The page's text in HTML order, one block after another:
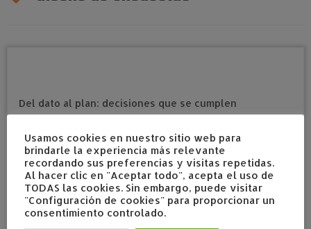
Usamos cookies en nuestro sitio web para
brindarle la experiencia más relevante
recordando sus preferencias y visitas repetidas.
Al hacer clic en "Aceptar todo", acepta el uso de
TODAS las cookies. Sin embargo, puede visitar
"Configuración de cookies" para proporcionar un
consentimiento controlado.